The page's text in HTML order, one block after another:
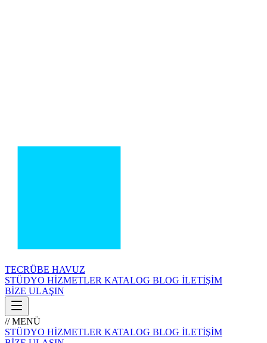
TECRÜBE HAVUZ
STÜDYO HİZMETLER KATALOG BLOG İLETİŞİM
BİZE ULAŞIN
// MENÜ
STÜDYO HİZMETLER KATALOG BLOG İLETİŞİM